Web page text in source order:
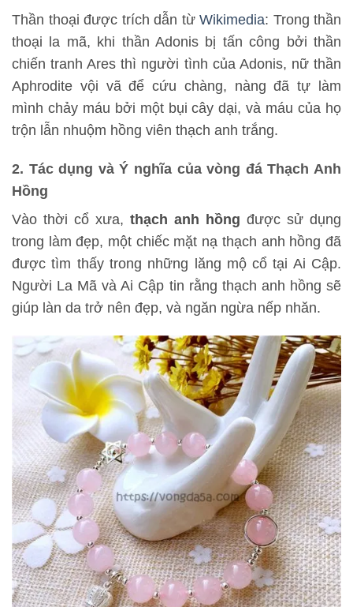
Thần thoại được trích dẫn từ Wikimedia: Trong thần
thoại la mã, khi thần Adonis bị tấn công bởi thần
chiến tranh Ares thì người tình của Adonis, nữ thần
Aphrodite vội vã để cứu chàng, nàng đã tự làm
mình chảy máu bởi một bụi cây dại, và máu của họ
trộn lẫn nhuộm hồng viên thạch anh trắng.
2. Tác dụng và Ý nghĩa của vòng đá Thạch Anh
Hồng
Vào thời cổ xưa, thạch anh hồng được sử dụng
trong làm đẹp, một chiếc mặt nạ thạch anh hồng đã
được tìm thấy trong những lăng mộ cổ tại Ai Cập.
Người La Mã và Ai Cập tin rằng thạch anh hồng sẽ
giúp làn da trở nên đẹp, và ngăn ngừa nếp nhăn.